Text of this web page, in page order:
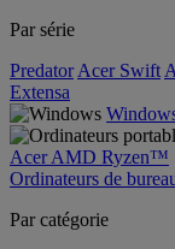
Par série
Predator Acer Swift
Extensa
Acer AMD Ryzen™
Ordinateurs de
Par catégorie